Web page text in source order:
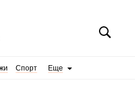
Спорт Еще